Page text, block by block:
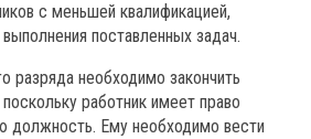
с меньшей квалификацией,
поставленных задач.
разряда необходимо закончить
работник имеет право
должность. Ему необходимо вести